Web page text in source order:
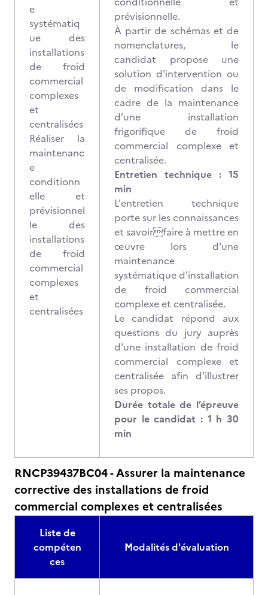
e
systématiq
ue des
installations
de froid
commercial
complexes
et
centralisées
Réaliser la
maintenanc
e
conditionn
elle et
prévisionnel
le des
installations
de froid
commercial
complexes
et
centralisées
prévisionnelle.
À partir de schémas et de
nomenclatures, le
candidat propose une
solution d'intervention ou
de modification dans le
cadre de la maintenance
d’une installation
frigorifique de froid
commercial complexe et
centralisée.
Entretien technique : 15
min
L'entretien technique
porte sur les connaissances
et savoirfaire à mettre en
œuvre lors d'une
maintenance
systématique d'installation
de froid commercial
complexe et centralisée.
Le candidat répond aux
questions du jury auprès
d'une installation de froid
commercial complexe et
centralisée afin d'illustrer
ses propos.
Durée totale de l’épreuve
pour le candidat : 1 h 30
min
RNCP39437BC04 - Assurer la maintenance
corrective des installations de froid
commercial complexes et centralisées
Liste de
compéten
ces
Modalités d'évaluation